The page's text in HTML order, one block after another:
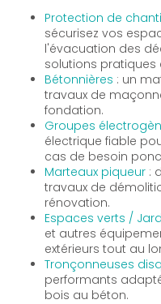
Protection de
sécurisez vos
l'évacuation des
solutions pratiques
Bétonnières : un
travaux de
fondation.
Groupes
électrique fiable
cas de besoin
Marteaux piqueur :
travaux de
rénovation.
Espaces verts /
et autres
extérieurs tout au
Tronçonneuses
performants
bois au béton.